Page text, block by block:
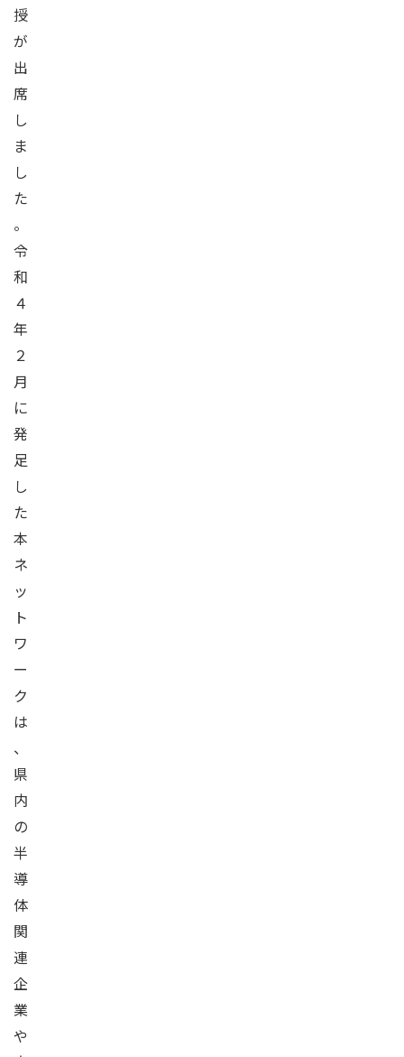
授
が
出
席
し
ま
し
た
。
令
和
４
年
２
月
に
発
足
し
た
本
ネ
ッ
ト
ワ
ー
ク
は
、
県
内
の
半
導
体
関
連
企
業
や